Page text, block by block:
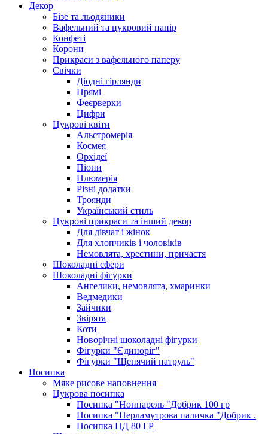
Декор
Бізе та льодяники
Вафельний та цукровий папір
Конфеті
Корони
Прикраси з вафельного паперу
Свічки
Діодні гірлянди
Прямі
Феєрверки
Цифри
Цукрові квіти
Альстромерія
Космея
Орхідеї
Піони
Плюмерія
Різні додатки
Троянди
Український стиль
Цукрові прикраси та інший декор
Для дівчат і жінок
Для хлопчиків і чоловіків
Немовлята, хрестини, причастя
Шоколадні сфери
Шоколадні фігурки
Ангелики, немовлята, хмаринки
Ведмедики
Зайчики
Звірята
Коти
Новорічні шоколадні фігурки
Фігурки "Єдиноріг"
Фігурки "Щенячий патруль"
Посипка
Мяке рисове наповнення
Цукрова посипка
Посипка "Нонпарель "Добрик 100 гр
Посипка "Перламутрова паличка "Добрик .
Посипка ЦД 80 ГР